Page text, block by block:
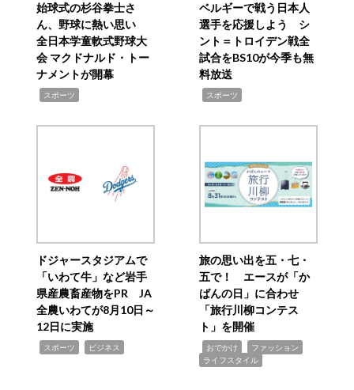
始球式の杉谷拳士さ
ん、野球に熱い思い
全日本学童軟式野球大
会 マクドナルド・トー
ナメントが開幕
スポーツ
ベルギーで戦う日本人
選手を応援しよう シ
ント＝トロイデン戦全
試合をBS10が今季も無
料放送
スポーツ
ドジャースタジアムで
「いわて牛」など岩手
県産農畜産物をPR JA
全農いわてが8月10日～
12日に実施
スポーツ ビジネス
旅の思い出を五・七・
五で！ エースが「か
ばんの日」に合わせ
「旅行川柳コンテス
ト」を開催
おでかけ ファッション
ライフスタイル